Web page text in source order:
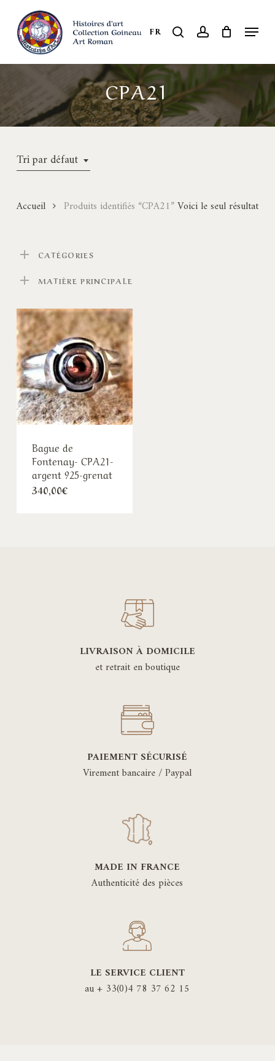
main
content
FR search account Menu
CPA21
Tri par défaut
Voici le seul résultat
Accueil Produits identifiés “CPA21”
CATÉGORIES
MATIÈRE PRINCIPALE
Bague de
Fontenay- CPA21-
argent 925-grenat
340,00€
LIVRAISON À DOMICILE
et retrait en boutique
PAIEMENT SÉCURISÉ
Virement bancaire / Paypal
MADE IN FRANCE
Authenticité des pièces
LE SERVICE CLIENT
au + 33(0)4 78 37 62 15
Close